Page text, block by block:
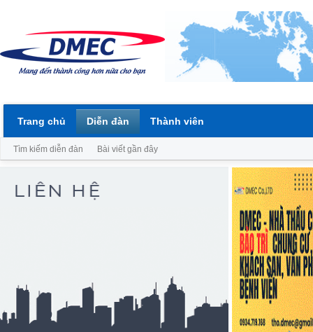
Trang chủ Diễn đàn
Tìm kiếm diễn đàn Bài viết gần đây
Thành viên